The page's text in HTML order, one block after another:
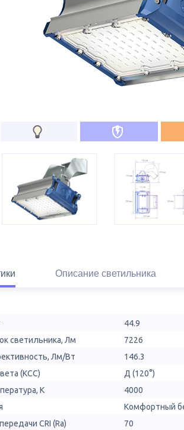
Описание светильника
44.9
светильника, Лм
7226
Лм/Вт
146.3
(КСС)
Д (120°)
К
4000
Комфортный
CRI (Ra)
70